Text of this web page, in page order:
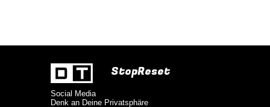
Social Media
Denk an Deine Privatsphäre
StopReset